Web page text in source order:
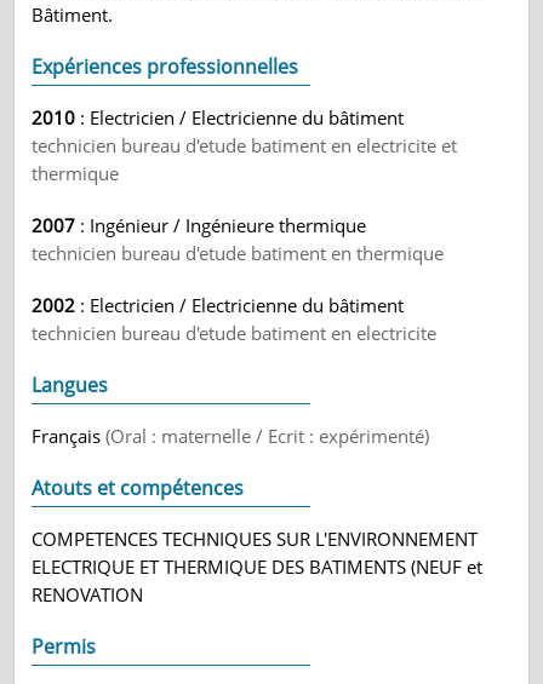
Bâtiment.
Expériences professionnelles
2010 : Electricien / Electricienne du bâtiment
technicien bureau d'etude batiment en electricite et
thermique
2007 : Ingénieur / Ingénieure thermique
technicien bureau d'etude batiment en thermique
2002 : Electricien / Electricienne du bâtiment
technicien bureau d'etude batiment en electricite
Langues
Français(Oral : maternelle / Ecrit : expérimenté)
Atouts et compétences
COMPETENCES TECHNIQUES SUR L'ENVIRONNEMENT
ELECTRIQUE ET THERMIQUE DES BATIMENTS (NEUF et
RENOVATION
Permis